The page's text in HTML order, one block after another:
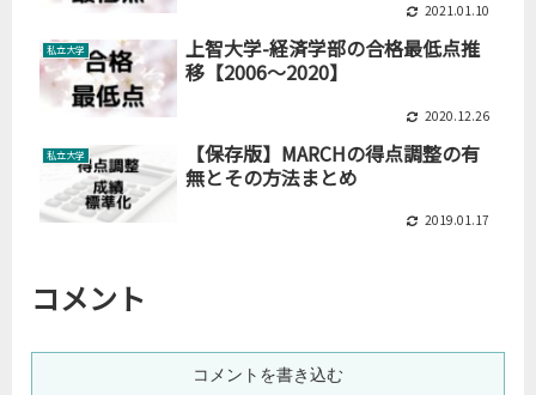
2021.01.10
私立大学
上智大学-経済学部の合格最低点推
移【2006～2020】
2020.12.26
私立大学
【保存版】MARCHの得点調整の有
無とその方法まとめ
2019.01.17
コメント
コメントを書き込む